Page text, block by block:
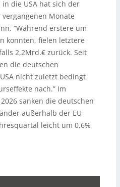
die USA hat sich der
Monate
“Während erstere um
konnten, fielen letztere
2,2Mrd.€ zurück. Seit
die deutschen
nicht zuletzt bedingt
nach.” Im
sanken die deutschen
außerhalb der EU
leicht um 0,6%